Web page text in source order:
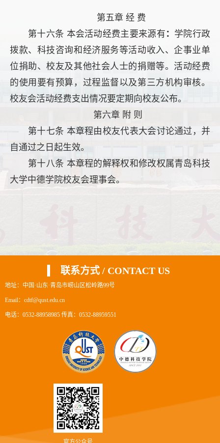
第五章 经 费
第十六条 本会活动经费主要来源有 ： 学院行政
拨款、科技咨询和经济服务等活动收入、企事业单
位捐助、校友及其他社会人士的捐赠等。活动经费
的使用要有预算，过程监督以及第三方机构审核。
校友会活动经费支出情况要定期向校友公布。
第六章 附 则
第十七条 本章程由校友代表大会讨论通过，并
自通过之日起生效。
第十八条 本章程的解释权和修改权属青岛科技
大学中德学院校友会理事会。
联系方式 / CONTACT US
地址：中国·山东·青岛市崂山区松岭路99号
Email：cdtf@qust.edu.cn
电话：0532-88958985 传真：0532-88959551